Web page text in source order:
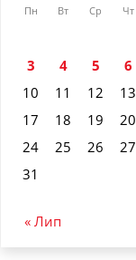
Пн Вт Ср Чт
3
4 5 6
10
11 12 13
17
18 19 20
24
25 26 27
31
« Лип